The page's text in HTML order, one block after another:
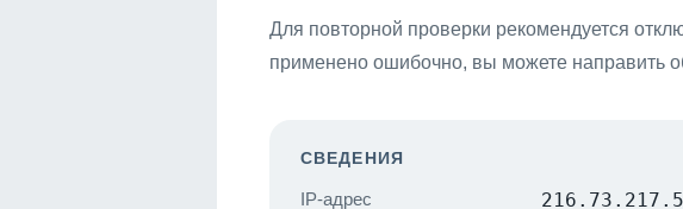
Для повторной проверки рекомендуется
применено ошибочно, вы можете направить
СВЕДЕНИЯ
IP-адрес